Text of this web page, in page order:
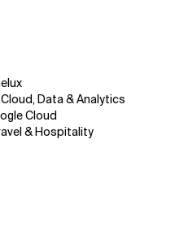
Cloud,Data & Analytics
Cloud
& Hospitality